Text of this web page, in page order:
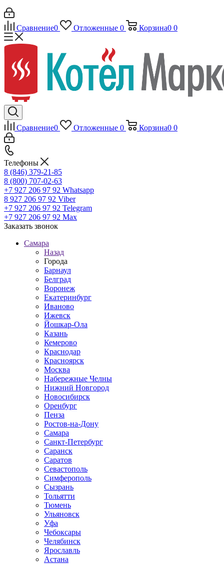
Сравнение0 Отложенные 0 Корзина0 0
Сравнение0 Отложенные 0 Корзина0 0
Телефоны
8 (846) 379-21-85
8 (800) 707-02-63
+7 927 206 97 92 Whatsapp
8 927 206 97 92 Viber
+7 927 206 97 92 Telegram
+7 927 206 97 92 Max
Заказать звонок
Самара
Назад
Города
Барнаул
Белград
Воронеж
Екатеринбург
Иваново
Ижевск
Йошкар-Ола
Казань
Кемерово
Краснодар
Красноярск
Москва
Набережные Челны
Нижний Новгород
Новосибирск
Оренбург
Пенза
Ростов-на-Дону
Самара
Санкт-Петербург
Саранск
Саратов
Севастополь
Симферополь
Сызрань
Тольятти
Тюмень
Ульяновск
Уфа
Чебоксары
Челябинск
Ярославль
Астана